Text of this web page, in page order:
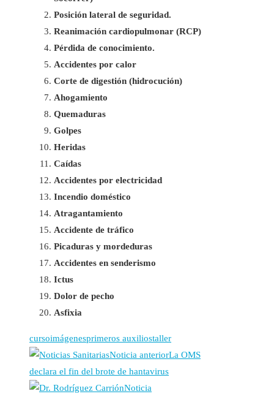
Posición lateral de seguridad.
Reanimación cardiopulmonar (RCP)
Pérdida de conocimiento.
Accidentes por calor
Corte de digestión (hidrocución)
Ahogamiento
Quemaduras
Golpes
Heridas
Caídas
Accidentes por electricidad
Incendio doméstico
Atragantamiento
Accidente de tráfico
Picaduras y mordeduras
Accidentes en senderismo
Ictus
Dolor de pecho
Asfixia
cursoimágenesprimeros auxiliostaller
Noticia anteriorLa OMS
declara el fin del brote de hantavirus
Noticia